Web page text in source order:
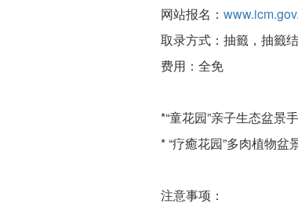
网站报名：
取录方式：抽籤，抽籤
费用：全免
*“童花园”亲子生态盆景
* “疗癒花园”多肉植物
注意事项：